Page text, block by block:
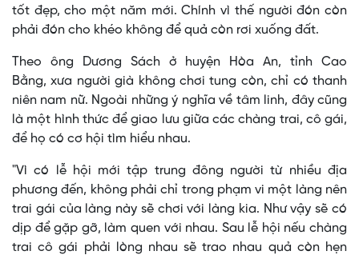
tốt đẹp, cho một năm mới. Chính vì thế người đón còn
phải đón cho khéo không để quả còn rơi xuống đất.
Theo ông Dương Sách ở huyện Hòa An, tỉnh Cao
Bằng, xưa người già không chơi tung còn, chỉ có thanh
niên nam nữ. Ngoài những ý nghĩa về tâm linh, đây cũng
là một hình thức để giao lưu giữa các chàng trai, cô gái,
để họ có cơ hội tìm hiểu nhau.
"Vì có lễ hội mới tập trung đông người từ nhiều địa
phương đến, không phải chỉ trong phạm vi một làng nên
trai gái của làng này sẽ chơi với làng kia. Như vậy sẽ có
dịp để gặp gỡ, làm quen với nhau. Sau lễ hội nếu chàng
trai cô gái phải lòng nhau sẽ trao nhau quả còn hẹn